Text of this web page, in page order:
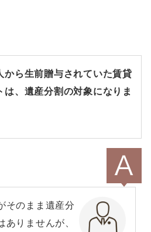
から生前贈与されていた賃貸
は、遺産分割の対象になりま
そのまま遺産分
りませんが、